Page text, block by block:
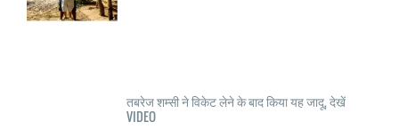
तबरेज शम्सी ने विकेट लेने के बाद किया यह जादू, देखें
VIDEO